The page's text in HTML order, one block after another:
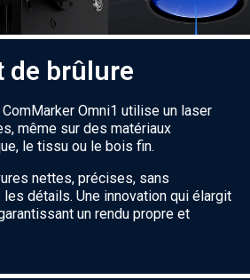
de brûlure
Omni1 utilise un laser
même sur des matériaux
le tissu ou le bois fin.
nettes, précises, sans
détails. Une innovation qui élargit
un rendu propre et